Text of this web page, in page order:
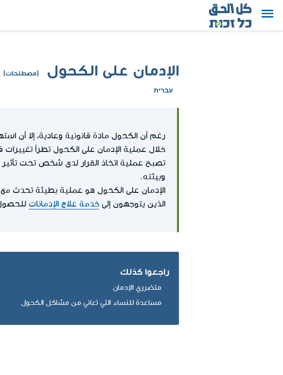
الإدمان على الكحول (مصطلحات)
עברית
رغم أن الكحول مادة قانونية وعادية، إلا أن
خلال عملية الإدمان على الكحول تطرأ تغييرات
تصبح عملية اتخاذ القرار لدى شخص تحت
وبيئته.
الإدمان على الكحول هو عملية بطيئة تحدث
الذين يتوجهون إلى خدمة علاج الإدمانات للحصول
راجعوا كذلك
متضرري الإدمان
مساعدة للنساء التي تعاني من مشاكل الكحول